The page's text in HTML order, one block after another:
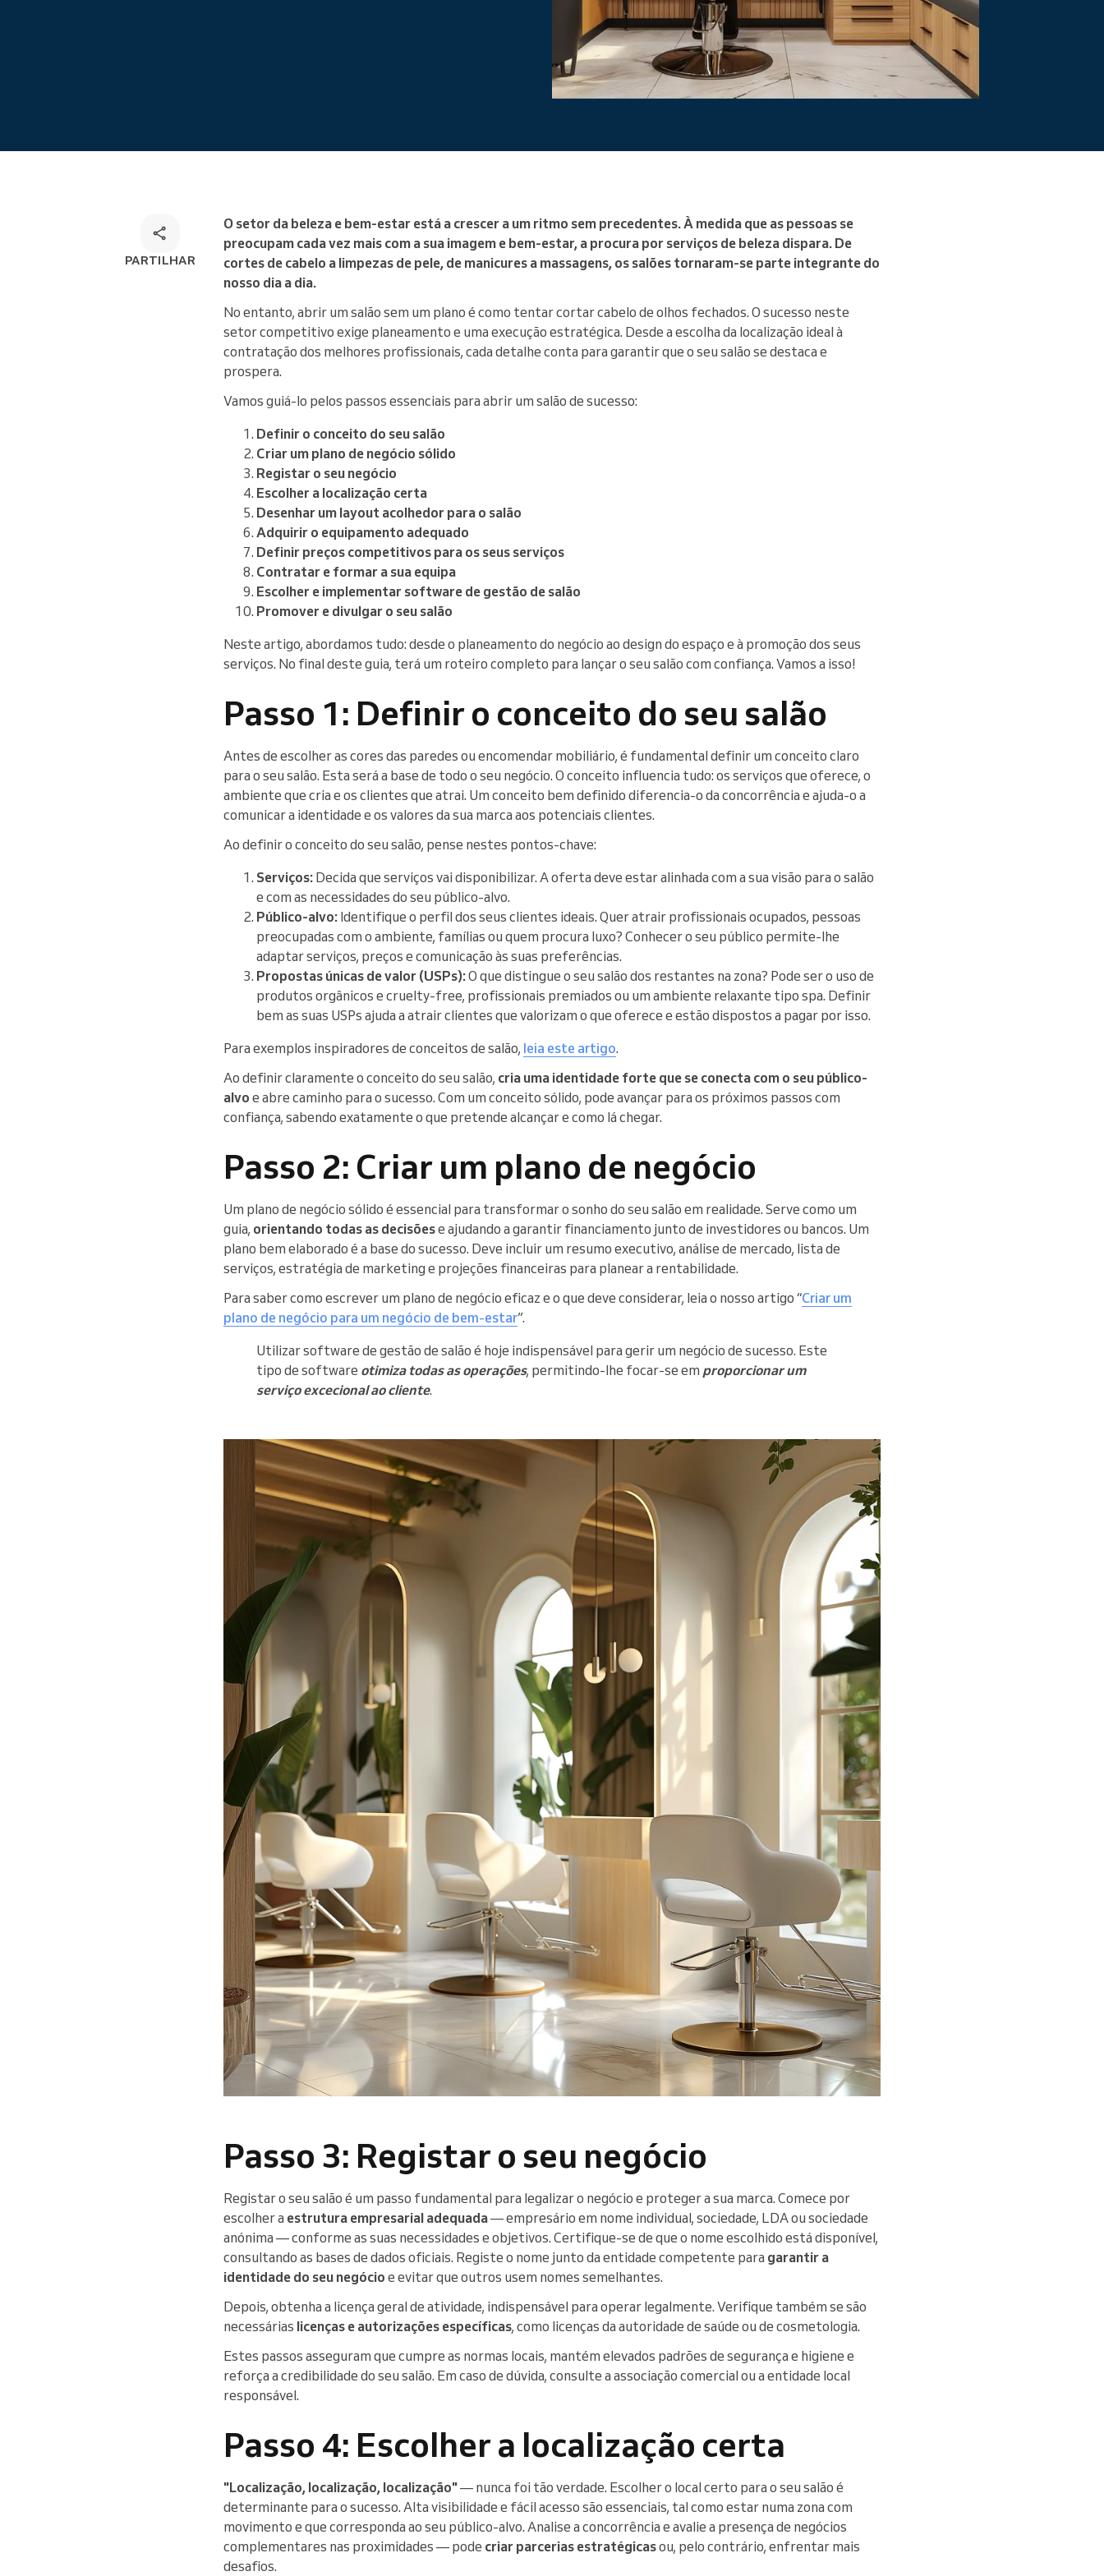
Ler mais
PARTILHAR
O setor da beleza e bem-estar está a crescer a um ritmo sem precedentes. À medida que as pessoas se
preocupam cada vez mais com a sua imagem e bem-estar, a procura por serviços de beleza dispara. De
cortes de cabelo a limpezas de pele, de manicures a massagens, os salões tornaram-se parte integrante do
nosso dia a dia.
No entanto, abrir um salão sem um plano é como tentar cortar cabelo de olhos fechados. O sucesso neste
setor competitivo exige planeamento e uma execução estratégica. Desde a escolha da localização ideal à
contratação dos melhores profissionais, cada detalhe conta para garantir que o seu salão se destaca e
prospera.
Vamos guiá-lo pelos passos essenciais para abrir um salão de sucesso:
Definir o conceito do seu salão
Criar um plano de negócio sólido
Registar o seu negócio
Escolher a localização certa
Desenhar um layout acolhedor para o salão
Adquirir o equipamento adequado
Definir preços competitivos para os seus serviços
Contratar e formar a sua equipa
Escolher e implementar software de gestão de salão
Promover e divulgar o seu salão
Neste artigo, abordamos tudo: desde o planeamento do negócio ao design do espaço e à promoção dos seus
serviços. No final deste guia, terá um roteiro completo para lançar o seu salão com confiança. Vamos a isso!
Passo 1: Definir o conceito do seu salão
Antes de escolher as cores das paredes ou encomendar mobiliário, é fundamental definir um conceito claro
para o seu salão. Esta será a base de todo o seu negócio. O conceito influencia tudo: os serviços que oferece, o
ambiente que cria e os clientes que atrai. Um conceito bem definido diferencia-o da concorrência e ajuda-o a
comunicar a identidade e os valores da sua marca aos potenciais clientes.
Ao definir o conceito do seu salão, pense nestes pontos-chave:
Serviços: Decida que serviços vai disponibilizar. A oferta deve estar alinhada com a sua visão para o salão
e com as necessidades do seu público-alvo.
Público-alvo: Identifique o perfil dos seus clientes ideais. Quer atrair profissionais ocupados, pessoas
preocupadas com o ambiente, famílias ou quem procura luxo? Conhecer o seu público permite-lhe
adaptar serviços, preços e comunicação às suas preferências.
Propostas únicas de valor (USPs):O que distingue o seu salão dos restantes na zona? Pode ser o uso de
produtos orgânicos e cruelty-free, profissionais premiados ou um ambiente relaxante tipo spa. Definir
bem as suas USPs ajuda a atrair clientes que valorizam o que oferece e estão dispostos a pagar por isso.
Para exemplos inspiradores de conceitos de salão, leia este artigo.
Ao definir claramente o conceito do seu salão, cria uma identidade forte que se conecta com o seu público-
alvo e abre caminho para o sucesso. Com um conceito sólido, pode avançar para os próximos passos com
confiança, sabendo exatamente o que pretende alcançar e como lá chegar.
Passo 2: Criar um plano de negócio
Um plano de negócio sólido é essencial para transformar o sonho do seu salão em realidade. Serve como um
guia, orientando todas as decisõese ajudando a garantir financiamento junto de investidores ou bancos. Um
plano bem elaborado é a base do sucesso. Deve incluir um resumo executivo, análise de mercado, lista de
serviços, estratégia de marketing e projeções financeiras para planear a rentabilidade.
Para saber como escrever um plano de negócio eficaz e o que deve considerar, leia o nosso artigo “Criar um
plano de negócio para um negócio de bem-estar”.
Utilizar software de gestão de salão é hoje indispensável para gerir um negócio de sucesso. Este
tipo de software otimiza todas as operações, permitindo-lhe focar-se em proporcionar um
serviço excecional ao cliente.
Passo 3: Registar o seu negócio
Registar o seu salão é um passo fundamental para legalizar o negócio e proteger a sua marca. Comece por
escolher a estrutura empresarial adequada— empresário em nome individual, sociedade, LDA ou sociedade
anónima — conforme as suas necessidades e objetivos. Certifique-se de que o nome escolhido está disponível,
consultando as bases de dados oficiais. Registe o nome junto da entidade competente para garantir a
identidade do seu negócio e evitar que outros usem nomes semelhantes.
Depois, obtenha a licença geral de atividade, indispensável para operar legalmente. Verifique também se são
necessárias licenças e autorizações específicas, como licenças da autoridade de saúde ou de cosmetologia.
Estes passos asseguram que cumpre as normas locais, mantém elevados padrões de segurança e higiene e
reforça a credibilidade do seu salão. Em caso de dúvida, consulte a associação comercial ou a entidade local
responsável.
Passo 4: Escolher a localização certa
"Localização, localização, localização"— nunca foi tão verdade. Escolher o local certo para o seu salão é
determinante para o sucesso. Alta visibilidade e fácil acesso são essenciais, tal como estar numa zona com
movimento e que corresponda ao seu público-alvo. Analise a concorrência e avalie a presença de negócios
complementares nas proximidades — pode criar parcerias estratégicasou, pelo contrário, enfrentar mais
desafios.